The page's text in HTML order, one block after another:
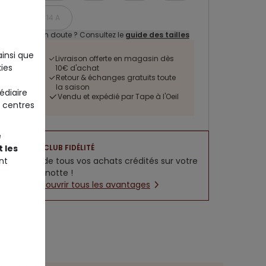
14 A
Un doute ? Consultez le guide des tailles
Livraison offerte en magasin dès
10€ d'achat
Retour & échanges gratuits toute
la saison
Vendu et expédié par Tape à l'Oeil
CLUB FIDÉLITÉ
5% de tous vos achats crédités sur votre
cagnotte !
Découvrir tous les avantages
que
les